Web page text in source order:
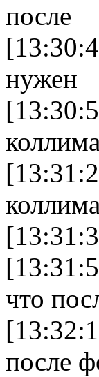
после
нужен
что
после